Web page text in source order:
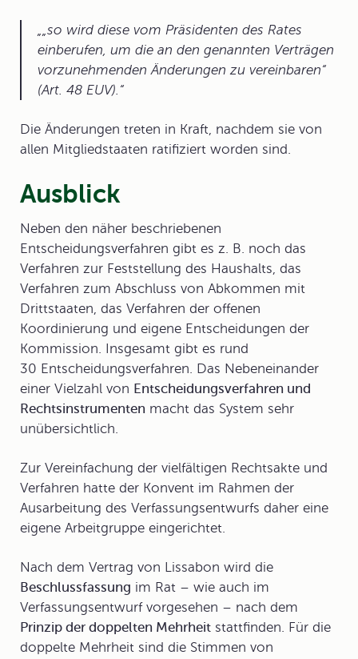
„so wird diese vom Präsidenten des Rates
einberufen, um die an den genannten Verträgen
vorzunehmenden Änderungen zu vereinbaren“
(Art. 48 EUV).
Die Änderungen treten in Kraft, nachdem sie von
allen Mitgliedstaaten ratifiziert worden sind.
Ausblick
Neben den näher beschriebenen
Entscheidungsverfahren gibt es z. B. noch das
Verfahren zur Feststellung des Haushalts, das
Verfahren zum Abschluss von Abkommen mit
Drittstaaten, das Verfahren der offenen
Koordinierung und eigene Entscheidungen der
Kommission. Insgesamt gibt es rund
30 Entscheidungsverfahren. Das Nebeneinander
einer Vielzahl von Entscheidungsverfahren und
Rechtsinstrumenten macht das System sehr
unübersichtlich.
Zur Vereinfachung der vielfältigen Rechtsakte und
Verfahren hatte der Konvent im Rahmen der
Ausarbeitung des Verfassungsentwurfs daher eine
eigene Arbeitgruppe eingerichtet.
Nach dem Vertrag von Lissabon wird die
Beschlussfassung im Rat – wie auch im
Verfassungsentwurf vorgesehen – nach dem
Prinzip der doppelten Mehrheit stattfinden. Für die
doppelte Mehrheit sind die Stimmen von